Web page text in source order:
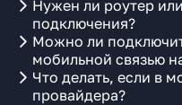
Нужен ли роутер
подключения?
Можно ли
мобильной связью
Что делать, если в
провайдера?